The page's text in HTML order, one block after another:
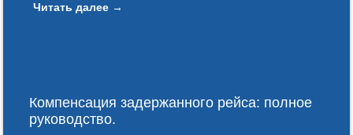
Читать далее →
Компенсация задержанного рейса: полное
руководство.